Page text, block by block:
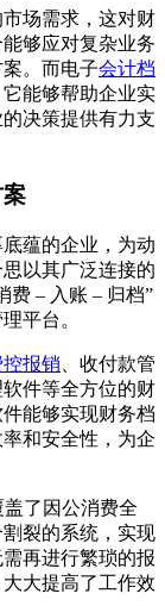
场需求，这对财
够应对复杂业务
。而电子会计档
能够帮助企业实
决策提供有力支
蕴的企业，为动
以其广泛连接的
费 – 入账 – 归档”
平台。
控报销 、收付款管
件等全方位的财
能够实现财务档
和安全性，为企
了因公消费全
裂的系统，实现
再进行繁琐的报
大提高了工作效